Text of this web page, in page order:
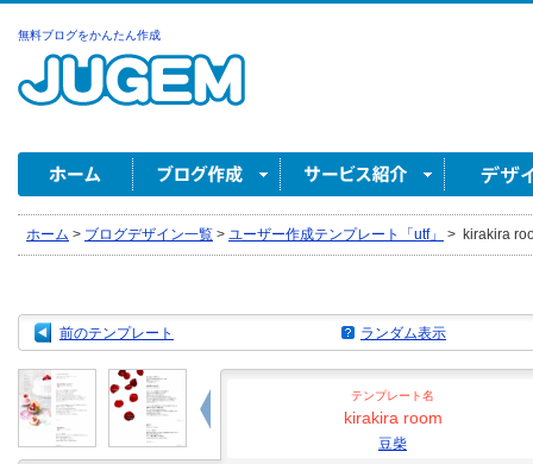
無料ブログをかんたん作成
ホーム > ブログデザイン一覧 > ユーザー作成テンプレート「utf」 > kirakira
前のテンプレート ランダム表示
テンプレート名
kirakira room
豆柴